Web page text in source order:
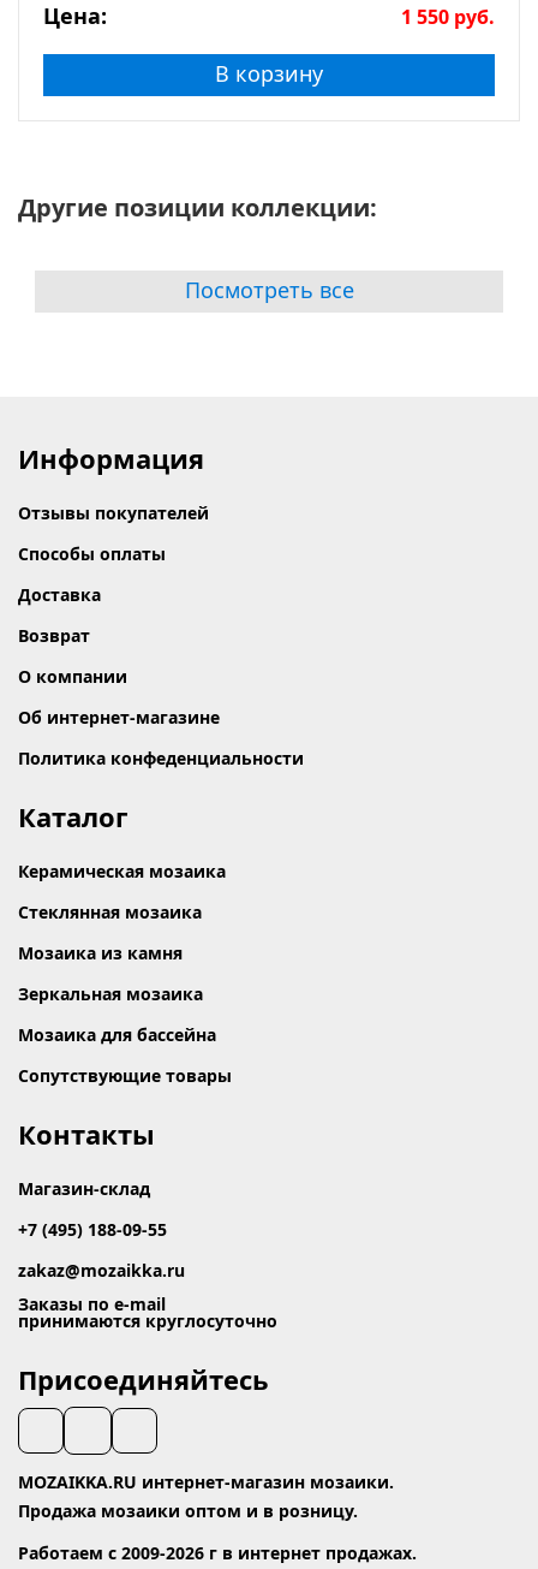
Цена: 1 550 руб.
В корзину
Другие позиции коллекции:
Посмотреть все
Информация
Отзывы покупателей
Способы оплаты
Доставка
Возврат
О компании
Об интернет-магазине
Политика конфеденциальности
Каталог
Керамическая мозаика
Стеклянная мозаика
Мозаика из камня
Зеркальная мозаика
Мозаика для бассейна
Сопутствующие товары
Контакты
Магазин-склад
+7 (495) 188-09-55
zakaz@mozaikka.ru
Заказы по e-mail
принимаются круглосуточно
Присоединяйтесь
MOZAIKKA.RU интернет-магазин мозаики.
Продажа мозаики оптом и в розницу.
Работаем с 2009-2026 г в интернет продажах.